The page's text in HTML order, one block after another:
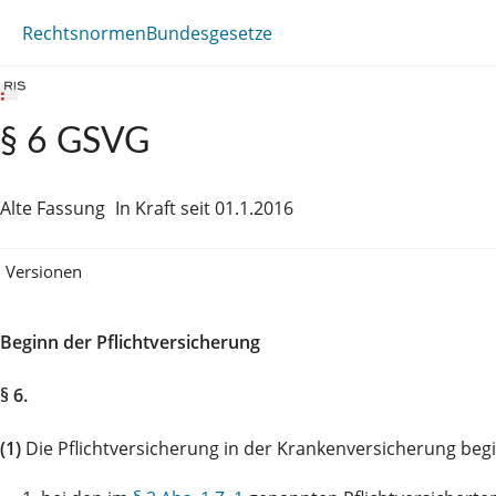
RechtsnormenBundesgesetze
§ 6 GSVG
Alte Fassung In Kraft seit 01.1.2016
Versionen
Beginn der Pflichtversicherung
§ 6.
(1) Die Pflichtversicherung in der Krankenversicherung